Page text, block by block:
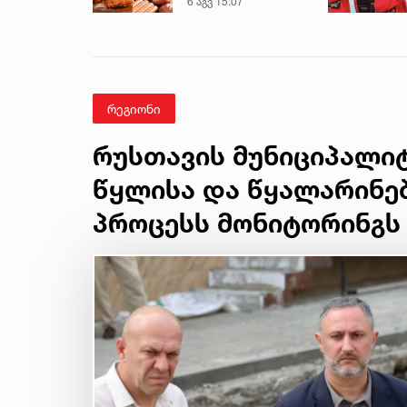
რეგიონი
რუსთავის
წყლისა და
პროცესს მონიტორინგს